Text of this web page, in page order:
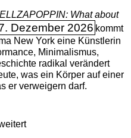
What about
Dezember 2026 kommt
New York eine Künstlerin
Minimalismus,
radikal verändert
was ein Körper auf einer
er verweigern darf.